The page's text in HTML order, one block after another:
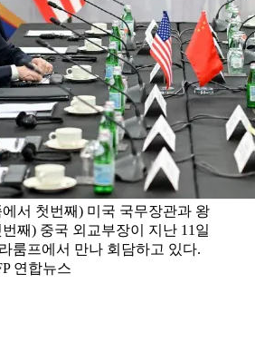
서 첫번째) 미국 국무장관과 왕
째) 중국 외교부장이 지난 11일
룸프에서 만나 회담하고 있다.
연합뉴스